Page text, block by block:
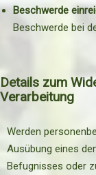
Beschwerde
Beschwerde bei
Details zum
Verarbeitung
Werden
Ausübung eines
Befugnisses oder